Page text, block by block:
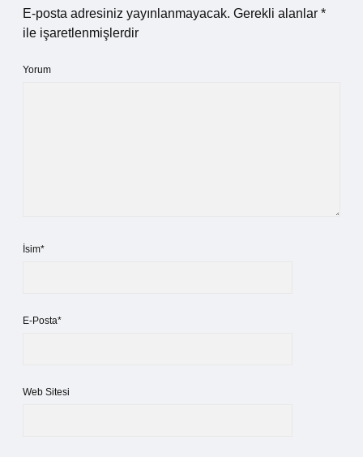
E-posta adresiniz yayınlanmayacak. Gerekli alanlar *
ile işaretlenmişlerdir
Yorum
İsim*
E-Posta*
Web Sitesi